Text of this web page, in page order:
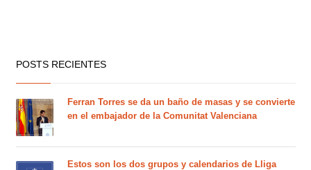
POSTS RECIENTES
Ferran Torres se da un baño de masas y se convierte
en el embajador de la Comunitat Valenciana
Estos son los dos grupos y calendarios de Lliga